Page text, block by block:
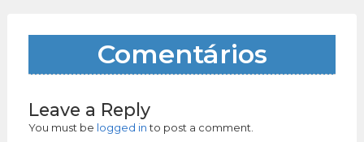
Comentários
Leave a Reply
You must be logged into post a comment.